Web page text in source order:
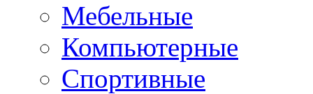
Мебельные
Компьютерные
Спортивные